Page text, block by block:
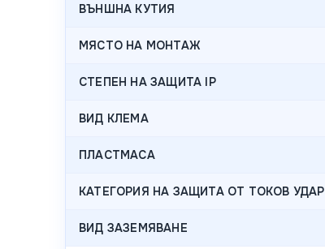
ВЪНШНА КУТИЯ
МЯСТО НА МОНТАЖ
СТЕПЕН НА ЗАЩИТА IP
ВИД КЛЕМА
ПЛАСТМАСА
КАТЕГОРИЯ НА ЗАЩИТА ОТ ТОКОВ УДАР
ВИД ЗАЗЕМЯВАНЕ